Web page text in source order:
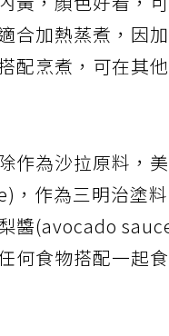
黃，顏色好看，
合加熱蒸煮，因
配烹煮，可在其
作為沙拉原料，
，作為三明治塗
醬(avocado
何食物搭配一起食